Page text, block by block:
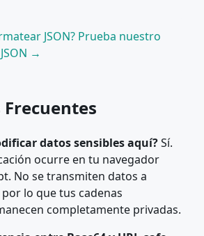
JSON? Prueba nuestro
→
datos sensibles aquí?Sí.
ocurre en tu navegador
No se transmiten datos a
lo que tus cadenas
completamente privadas.